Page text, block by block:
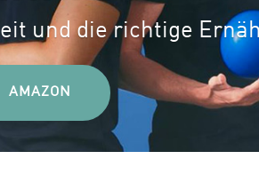
und die richtige
AMAZON